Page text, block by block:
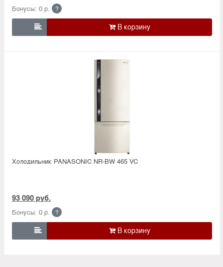
Бонусы: 0 р. ?

Холодильник PANASONIC NR-BW 465 VC
93 090 руб.
Бонусы: 0 р. ?
